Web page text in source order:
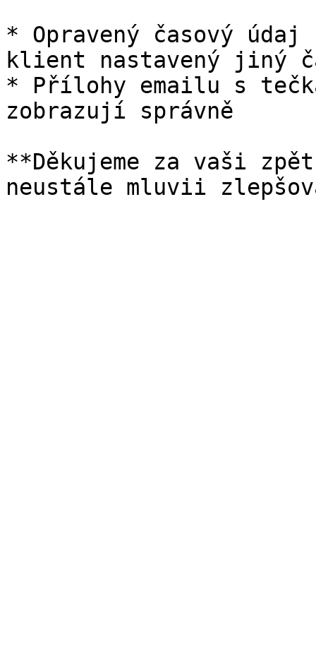
* Opravený časový
klient nastavený jiný
* Přílohy emailu s
zobrazují správně
**Děkujeme za vaši